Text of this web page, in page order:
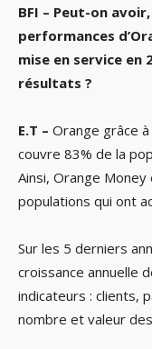
BFI – Peut-on
performances
mise en service en
résultats ?
E.T – Orange grâce
couvre 83% de la
Ainsi, Orange
populations qui ont
Sur les 5 derniers
croissance annuelle
indicateurs : clients,
nombre et valeur